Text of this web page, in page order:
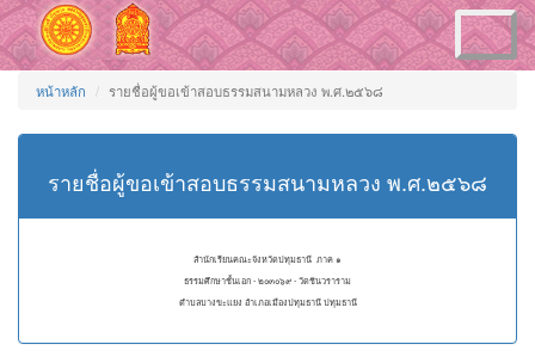
Toggle
navigation
หน้าหลัก รายชื่อผู้ขอเข้าสอบธรรมสนามหลวง พ.ศ.๒๕๖๘
รายชื่อผู้ขอเข้าสอบธรรมสนามหลวง พ.ศ.๒๕๖๘
สำนักเรียนคณะจังหวัดปทุมธานี ภาค ๑
ธรรมศึกษาชั้นเอก - ๒๐๓๐๖๙ - วัดชินวราราม
ตำบลบางขะแยง อำเภอเมืองปทุมธานี ปทุมธานี